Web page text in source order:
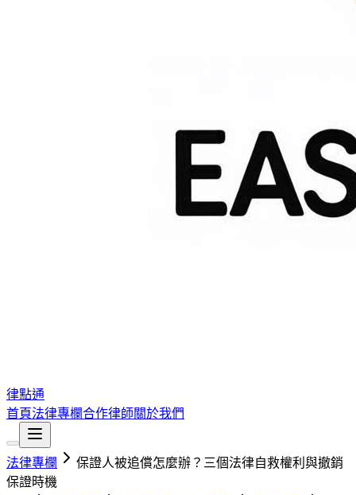
律點通
首頁法律專欄合作律師關於我們
法律專欄
保證人被追償怎麼辦？三個法律自救權利與撤銷
保證時機